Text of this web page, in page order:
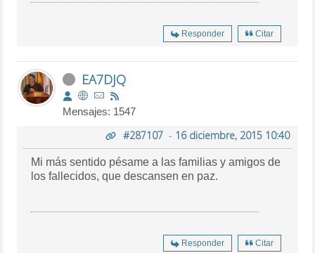
Responder Citar
EA7DJQ
Mensajes: 1547
#287107- 16 diciembre, 2015 10:40
Mi más sentido pésame a las familias y amigos de
los fallecidos, que descansen en paz.
Responder Citar